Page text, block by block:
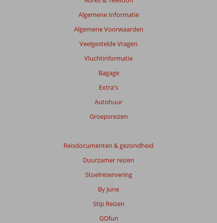
Algemene Informatie
Algemene Voorwaarden
Veelgestelde Vragen
Vluchtinformatie
Bagage
Extra's
Autohuur
Groepsreizen
Reisdocumenten & gezondheid
Duurzamer reizen
Stoelreservering
By June
Stip Reizen
GOfun